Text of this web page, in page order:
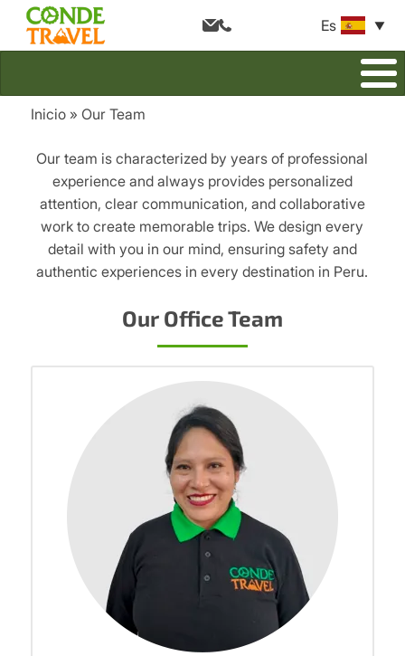
Es
Inicio Our Team
Our team is characterized by years of professional
experience and always provides personalized
attention, clear communication, and collaborative
work to create memorable trips. We design every
detail with you in our mind, ensuring safety and
authentic experiences in every destination in Peru.
Our Office Team